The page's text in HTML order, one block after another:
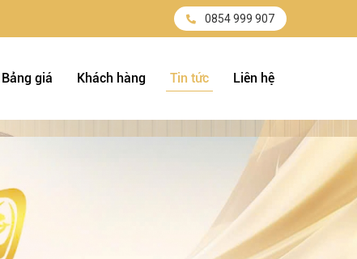
0854 999 907
Bảng giá Khách hàng Tin tức Liên hệ